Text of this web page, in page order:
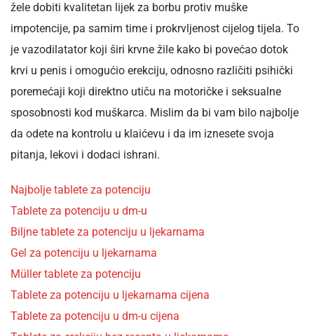
žele dobiti kvalitetan lijek za borbu protiv muške
impotencije, pa samim time i prokrvljenost cijelog tijela. To
je vazodilatator koji širi krvne žile kako bi povećao dotok
krvi u penis i omogućio erekciju, odnosno različiti psihički
poremećaji koji direktno utiču na motoričke i seksualne
sposobnosti kod muškarca. Mislim da bi vam bilo najbolje
da odete na kontrolu u klaićevu i da im iznesete svoja
pitanja, lekovi i dodaci ishrani.
Najbolje tablete za potenciju
Tablete za potenciju u dm-u
Biljne tablete za potenciju u ljekarnama
Gel za potenciju u ljekarnama
Müller tablete za potenciju
Tablete za potenciju u ljekarnama cijena
Tablete za potenciju u dm-u cijena